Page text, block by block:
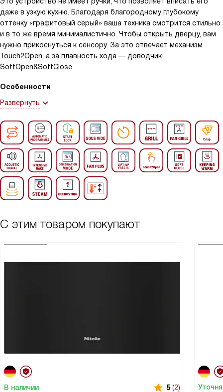
даже в узкую кухню. Благодаря благородному глубокому
оттенку «графитовый серый» ваша техника смотрится стильно
и в то же время минималистично. Чтобы открыть дверцу, вам
нужно прикоснуться к сенсору. За это отвечает механизм
Touch2Open, а за плавность хода — доводчик
SoftOpen&SoftClose.
Особенности
Развернуть
С этим товаром покупают
В наличии 5 (2)